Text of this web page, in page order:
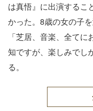
は真悟』に出演するこ
かった。8歳の女の子
「芝居、音楽、全てに
知ですが、楽しみでし
る。